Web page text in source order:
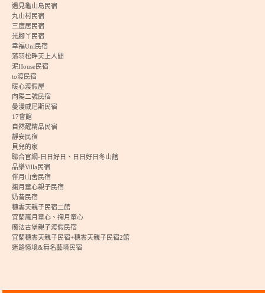
遇見龜山島民宿
丸山村民宿
三度居民宿
光腳丫民宿
幸福Uni民宿
落羽松畔天上人間
泥House民宿
to渡民宿
暖心渡假屋
向陽二號民宿
曼漫威尼斯民宿
17會館
自然醒精品民宿
靜安民宿
貝兒的家
聯合官網-日日好日、日日好日冬山館
品樂Villa民宿
伴月山舍民宿
掬月童心親子民宿
奶昔民宿
穗雲天親子民宿二館
宜蘭嵐月童心、掬月童心
魔法古堡親子渡假民宿
宜蘭穗雲天親子民宿+穗雲天親子民宿2館
迷路憶境&無名藝境民宿